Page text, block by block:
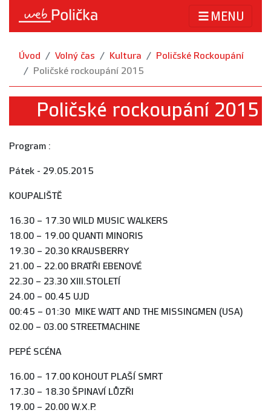
MENU
Úvod Volný čas Kultura
Poličské Rockoupání
Poličské rockoupání 2015
Poličské rockoupání 2015
Program :
Pátek - 29.05.2015
KOUPALIŠTĚ
16.30 – 17.30 WILD MUSIC WALKERS
18.00 – 19.00 QUANTI MINORIS
19.30 – 20.30 KRAUSBERRY
21.00 – 22.00 BRATŘI EBENOVÉ
22.30 – 23.30 XIII.STOLETÍ
24.00 – 00.45 UJD
00:45 – 01:30 MIKE WATT AND THE MISSINGMEN (USA)
02.00 – 03.00 STREETMACHINE
PEPÉ SCÉNA
16.00 – 17.00 KOHOUT PLAŠÍ SMRT
17.30 – 18.30 ŠPINAVÍ LŮZŘI
19.00 – 20.00 W.X.P.